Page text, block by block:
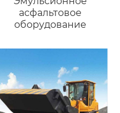
асфальтовое
оборудование